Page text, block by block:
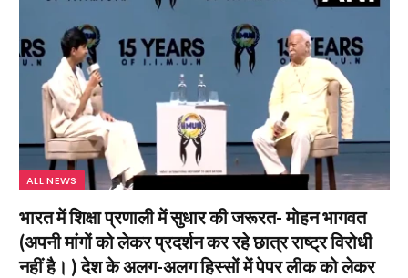
ALL NEWS
भारत में शिक्षा प्रणाली में सुधार की जरूरत- मोहन भागवत
(अपनी मांगों को लेकर प्रदर्शन कर रहे छात्र राष्ट्र विरोधी
नहीं है। ) देश के अलग-अलग हिस्सों में पेपर लीक को लेकर